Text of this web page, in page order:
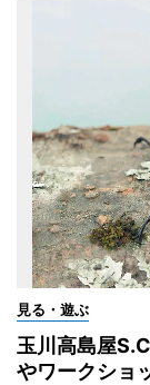
見る・遊ぶ
玉川高島屋
やワークショ